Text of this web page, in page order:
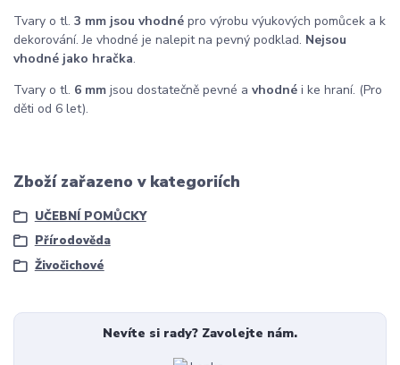
Tvary o tl. 3 mm jsou vhodné pro výrobu výukových pomůcek a k
dekorování. Je vhodné je nalepit na pevný podklad. Nejsou
vhodné jako hračka.
Tvary o tl. 6 mm jsou dostatečně pevné a vhodné i ke hraní. (Pro
děti od 6 let).
Zboží zařazeno v kategoriích
UČEBNÍ POMŮCKY
Přírodověda
Živočichové
Nevíte si rady? Zavolejte nám.